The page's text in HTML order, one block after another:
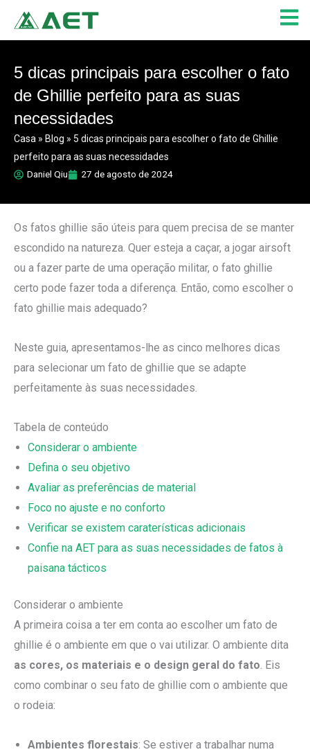
content
5 dicas principais para escolher o fato
de Ghillie perfeito para as suas
necessidades
Casa » Blog » 5 dicas principais para escolher o fato de Ghillie
perfeito para as suas necessidades
Daniel Qiu
27 de agosto de 2024
Os fatos ghillie são úteis para quem precisa de se manter
escondido na natureza. Quer esteja a caçar, a jogar airsoft
ou a fazer parte de uma operação militar, o fato ghillie
certo pode fazer toda a diferença. Então, como escolher o
fato ghillie mais adequado?
Neste guia, apresentamos-lhe as cinco melhores dicas
para selecionar um fato de ghillie que se adapte
perfeitamente às suas necessidades.
Tabela de conteúdo
Considerar o ambiente
Defina o seu objetivo
Avaliar as preferências de material
Foco no ajuste e no conforto
Verificar se existem caraterísticas adicionais
Confie na AET para as suas necessidades de fatos à
paisana tácticos
Considerar o ambiente
A primeira coisa a ter em conta ao escolher um fato de
ghillie é o ambiente em que o vai utilizar. O ambiente dita
as cores, os materiais e o design geral do fato. Eis
como combinar o seu fato de ghillie com o ambiente que
o rodeia:
Ambientes florestais: Se estiver a trabalhar numa